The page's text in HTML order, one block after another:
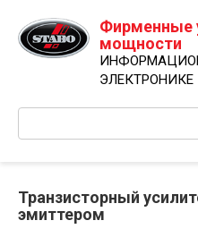
контенту
Фирменные
мощности
ЭЛЕКТРОНИКЕ
Поиск:
Транзисторный
эмиттером